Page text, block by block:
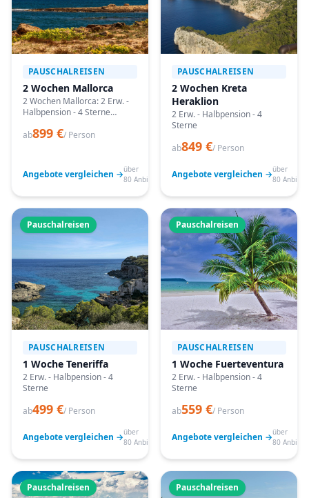
PAUSCHALREISEN
2 Wochen Mallorca
2 Wochen Mallorca: 2 Erw. -
Halbpension - 4 Sterne
passende Termine prüfen
ab899 €/ Person
Angebote vergleichen →über
80 Anbieter
PAUSCHALREISEN
2 Wochen Kreta
Heraklion
2 Erw. - Halbpension - 4
Sterne
ab849 €/ Person
Angebote vergleichen →über
80
Pauschalreisen
PAUSCHALREISEN
1 Woche Teneriffa
2 Erw. - Halbpension - 4
Sterne
ab499 €/ Person
Angebote vergleichen →über
80 Anbieter
Pauschalreisen
PAUSCHALREISEN
1 Woche Fuerteventura
2 Erw. - Halbpension - 4
Sterne
ab559 €/ Person
Angebote vergleichen →über
80
Pauschalreisen Pauschalreisen